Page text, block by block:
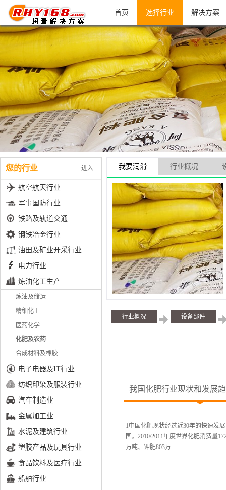
首页 选择行业 解决方案
进入
您的行业
航空航天行业
军事国防行业
铁路及轨道交通
钢铁冶金行业
油田及矿业开采行业
电力行业
炼油化工生产
炼油及储运
精细化工
医药化学
化肥及农药
合成材料及橡胶
电子电器及IT行业
纺织印染及服装行业
汽车制造业
金属加工业
水泥及建筑行业
塑胶产品及玩具行业
食品饮料及医疗行业
船舶行业
我要润滑 行业概况
行业概况 设备部件
我国化肥行业现状和发展
1中国化肥现状经过近30年的快速发
国。2010/2011年度世界化肥消费量
万吨、钾肥803万...